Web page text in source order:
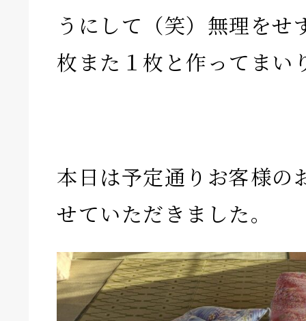
うにして（笑）無理をせ
枚また１枚と作ってまい
本日は予定通りお客様の
せていただきました。